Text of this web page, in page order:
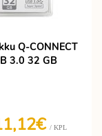
Q-CONNECT
3.0 32 GB
/ KPL